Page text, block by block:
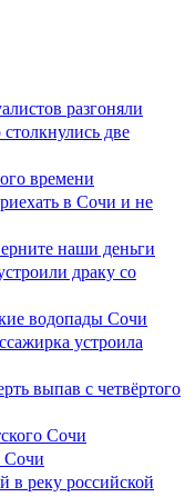
разгоняли
две
времени
в Сочи и не
наши деньги
драку со
водопады Сочи
устроила
выпав с четвёртого
Сочи
Сочи
в реку российской